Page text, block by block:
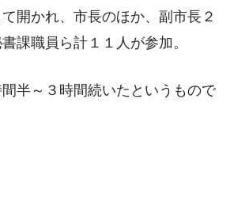
開かれ、市長のほか、副市長２
課職員ら計１１人が参加。
半～３時間続いたというもので